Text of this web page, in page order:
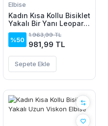
Elbise
Kadın Kısa Kollu Bisiklet
Yakalı Bir Yanı Leopar
Detaylı Uzun Viskon
Elbise
%50
1.963,99 TL
981,99 TL
Sepete Ekle